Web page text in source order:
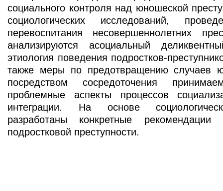
социального контроля над юношеской
социологических исследований,
перевоспитания несовершеннолетних
анализируются асоциальный
этиология поведения подростков-
также меры по предотвращению случаев
посредством сосредоточения
проблемные аспекты процессов
интеграции. На основе
разработаны конкретные
подростковой преступности.